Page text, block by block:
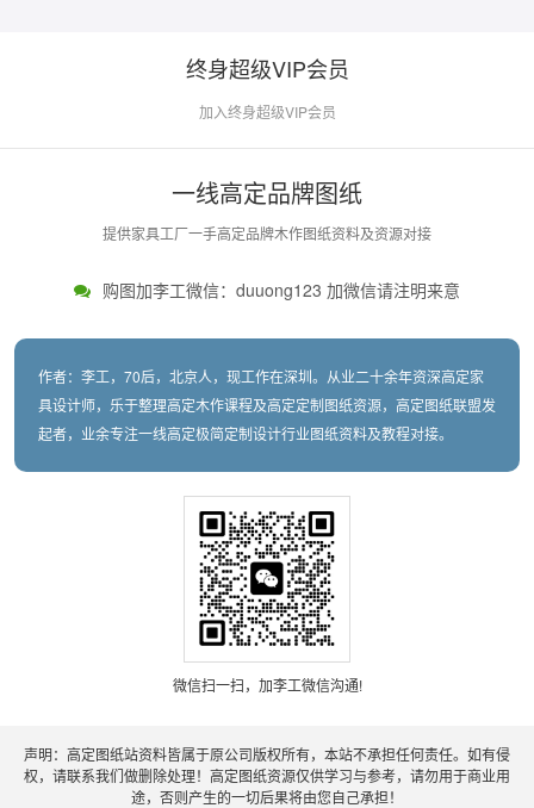
终身超级VIP会员
加入终身超级VIP会员
一线高定品牌图纸
提供家具工厂一手高定品牌木作图纸资料及资源对接
购图加李工微信：duuong123 加微信请注明来意
作者：李工，70后，北京人，现工作在深圳。从业二十余年资深高定家
具设计师，乐于整理高定木作课程及高定定制图纸资源，高定图纸联盟发
起者，业余专注一线高定极简定制设计行业图纸资料及教程对接。
微信扫一扫，加李工微信沟通!
声明：高定图纸站资料皆属于原公司版权所有，本站不承担任何责任。如有侵
权，请联系我们做删除处理！高定图纸资源仅供学习与参考，请勿用于商业用
途，否则产生的一切后果将由您自己承担！